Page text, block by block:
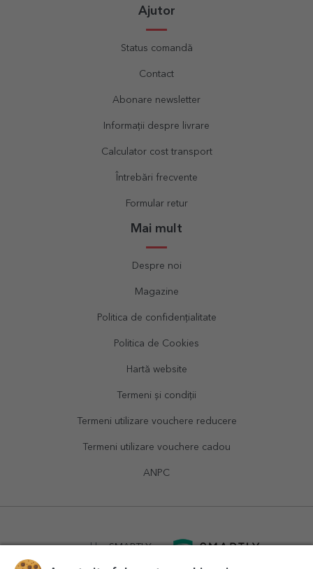
Ajutor
Status comandă
Contact
Abonare newsletter
Informații despre livrare
Calculator cost transport
Întrebări frecvente
Formular retur
Mai mult
Despre noi
Magazine
Politica de confidențialitate
Politica de Cookies
Hartă website
Termeni și condiții
Termeni utilizare vouchere reducere
Termeni utilizare vouchere cadou
ANPC
powered bySMARTLY.ro